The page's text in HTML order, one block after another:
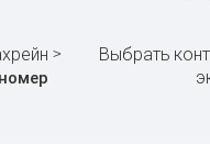
>
Выбрать